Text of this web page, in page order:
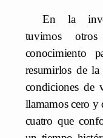
En la
tuvimos
conocimiento
resumirlos de
condiciones de
llamamos cero y
cuatro que